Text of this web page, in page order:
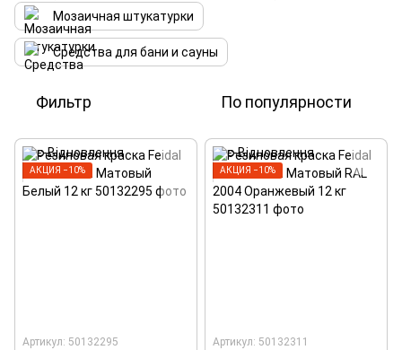
Мозаичная штукатурки
Средства для бани и сауны
Фильтр По популярности
АКЦИЯ −10%
Артикул: 50132295
АКЦИЯ −10%
Артикул: 50132311